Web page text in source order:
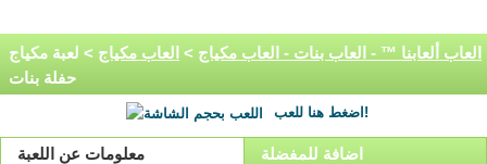
العاب ألعابنا ™ - العاب بنات - العاب مكياج > العاب مكياج > لعبة مكياج
حفلة بنات
اضغط هنا للعب!
معلومات عن اللعبة
اضافة للمفضلة